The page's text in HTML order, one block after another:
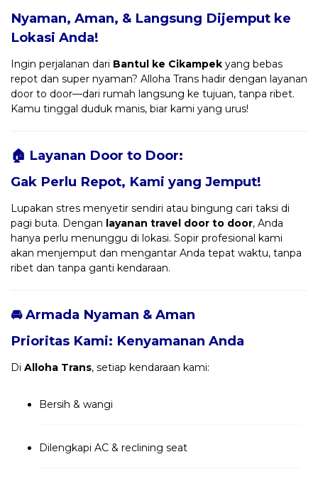
Nyaman, Aman, & Langsung Dijemput ke
Lokasi Anda!
Ingin perjalanan dari Bantul ke Cikampek yang bebas
repot dan super nyaman? Alloha Trans hadir dengan layanan
door to door—dari rumah langsung ke tujuan, tanpa ribet.
Kamu tinggal duduk manis, biar kami yang urus!
🏠 Layanan Door to Door:
Gak Perlu Repot, Kami yang Jemput!
Lupakan stres menyetir sendiri atau bingung cari taksi di
pagi buta. Dengan layanan travel door to door, Anda
hanya perlu menunggu di lokasi. Sopir profesional kami
akan menjemput dan mengantar Anda tepat waktu, tanpa
ribet dan tanpa ganti kendaraan.
🚘 Armada Nyaman & Aman
Prioritas Kami: Kenyamanan Anda
Di Alloha Trans, setiap kendaraan kami:
Bersih & wangi
Dilengkapi AC & reclining seat